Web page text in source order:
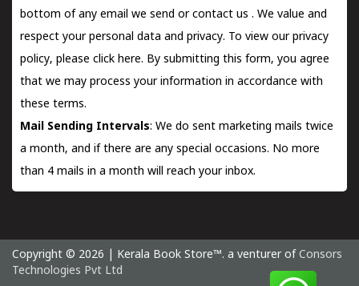
bottom of any email we send orcontact us . We value and
respect your personal data and privacy. To view our privacy
policy, please click here. By submitting this form, you agree
that we may process your information in accordance with
these terms.
Mail Sending Intervals: We do sent marketing mails twice
a month, and if there are any special occasions. No more
than 4 mails in a month will reach your inbox.
Copyright © 2026 | Kerala Book Store™. a venturer of Consors
Technologies Pvt Ltd